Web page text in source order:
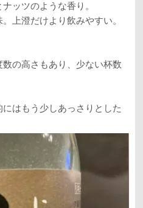
ッツのような香り。
上澄だけより飲みやすい。
の高さもあり、少ない杯数
はもう少しあっさりとした